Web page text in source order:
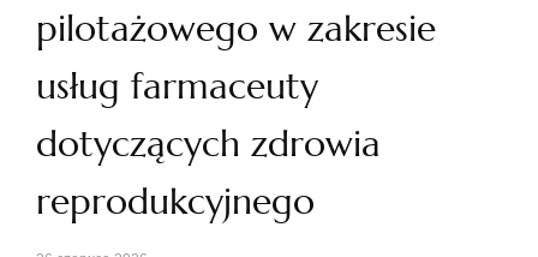
pilotażowego w zakresie
usług farmaceuty
dotyczących zdrowia
reprodukcyjnego